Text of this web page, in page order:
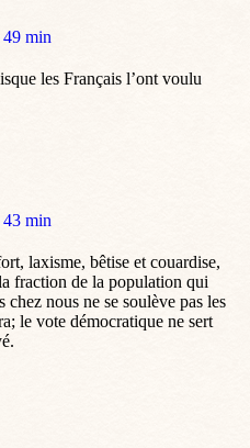
min
les Français l’ont voulu
min
laxisme, bêtise et couardise,
fraction de la population qui
chez nous ne se soulève pas les
le vote démocratique ne sert